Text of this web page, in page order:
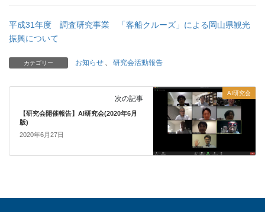
平成31年度 調査研究事業 「客船クルーズ」による岡山県観光
振興について
カテゴリー お知らせ 研究会活動報告
AI研究会
次の記事
【研究会開催報告】AI研究会(2020年6月
版)
2020年6月27日